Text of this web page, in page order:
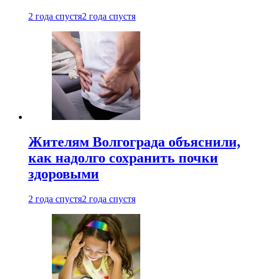
2 года спустя2 года спустя
Жителям Волгограда объяснили,
как надолго сохранить почки
здоровыми
2 года спустя2 года спустя